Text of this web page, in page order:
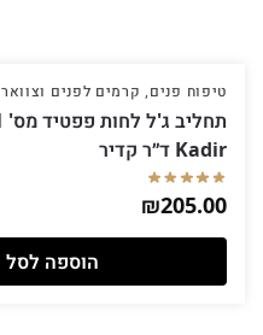
טיפוח פנים, קרמים לפנים וצוואר
Kadir ד״ר קדיר
₪205.00
הוספה לסל